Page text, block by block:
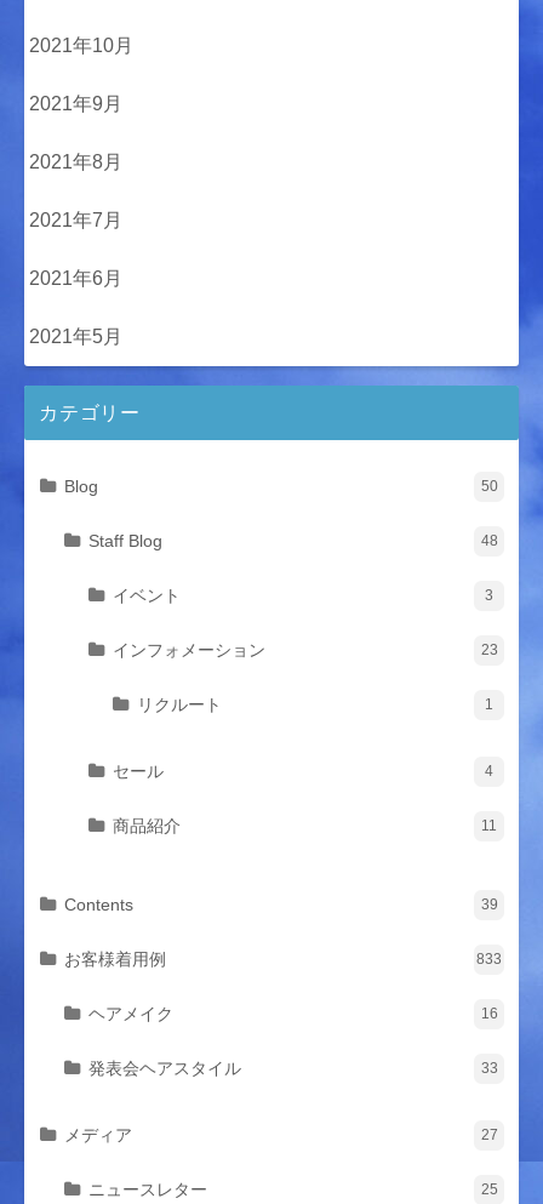
2021年10月
2021年9月
2021年8月
2021年7月
2021年6月
2021年5月
カテゴリー
Blog 50
Staff Blog 48
イベント 3
インフォメーション 23
リクルート 1
セール 4
商品紹介 11
Contents 39
お客様着用例 833
ヘアメイク 16
発表会ヘアスタイル 33
メディア 27
ニュースレター 25